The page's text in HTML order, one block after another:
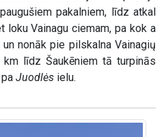
pakalniem, līdz atkal
loku Vainagu ciemam, pa kok a
nonāk pie pilskalna Vainagių
līdz Šaukēniem tā turpinās
Juodlės ielu.